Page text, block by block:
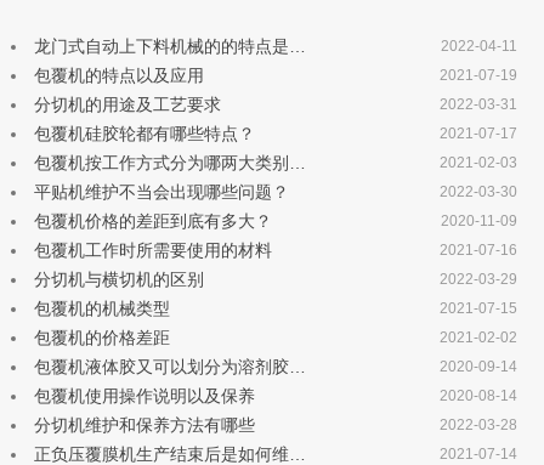
龙门式自动上下料机械的的特点是… 2022-04-11
包覆机的特点以及应用 2021-07-19
分切机的用途及工艺要求 2022-03-31
包覆机硅胶轮都有哪些特点？ 2021-07-17
包覆机按工作方式分为哪两大类别… 2021-02-03
平贴机维护不当会出现哪些问题？ 2022-03-30
包覆机价格的差距到底有多大？ 2020-11-09
包覆机工作时所需要使用的材料 2021-07-16
分切机与横切机的区别 2022-03-29
包覆机的机械类型 2021-07-15
包覆机的价格差距 2021-02-02
包覆机液体胶又可以划分为溶剂胶… 2020-09-14
包覆机使用操作说明以及保养 2020-08-14
分切机维护和保养方法有哪些 2022-03-28
正负压覆膜机生产结束后是如何维… 2021-07-14